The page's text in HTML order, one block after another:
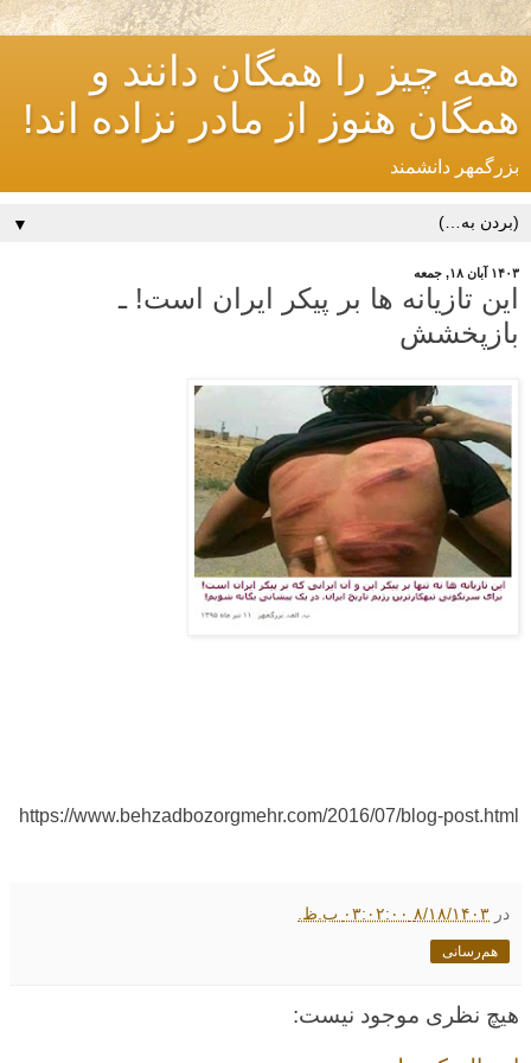
همه چیز را همگان دانند و
همگان هنوز از مادر نزاده اند!
بزرگمهر دانشمند
▼
۱۴۰۳ آبان ۱۸, جمعه
این تازیانه ها بر پیکر ایران است! ـ
بازپخشش
https://www.behzadbozorgmehr.com/2016/07/blog-post.html
در ۸/۱۸/۱۴۰۳ ۰۳:۰۲:۰۰ ب.ظ.
هم‌رسانی
هیچ نظری موجود نیست: